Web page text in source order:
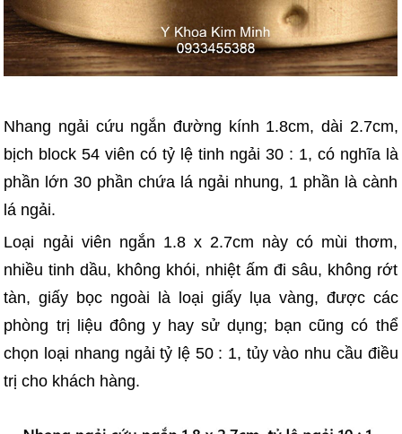
Nhang ngải cứu ngắn đường kính 1.8cm, dài 2.7cm,
bịch block 54 viên có tỷ lệ tinh ngải 30 : 1, có nghĩa là
phần lớn 30 phần chứa lá ngải nhung, 1 phần là cành
lá ngải.
Loại ngải viên ngắn 1.8 x 2.7cm này có mùi thơm,
nhiều tinh dầu, không khói, nhiệt ấm đi sâu, không rớt
tàn, giấy bọc ngoài là loại giấy lụa vàng, được các
phòng trị liệu đông y hay sử dụng; bạn cũng có thể
chọn loại nhang ngải tỷ lệ 50 : 1, tủy vào nhu cầu điều
trị cho khách hàng.